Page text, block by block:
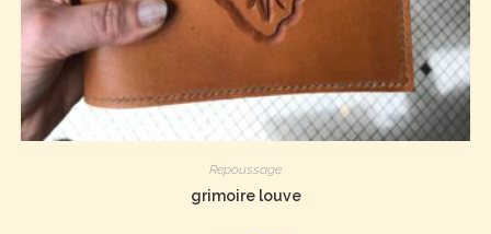
Repoussage
grimoire louve